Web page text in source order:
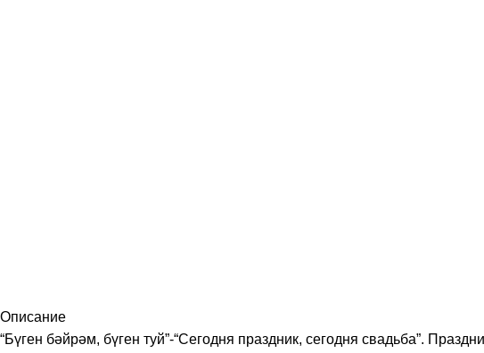
Описание
“Бүген бәйрәм, бүген туй”-“Сегодня праздник, сегодня свадьба”.